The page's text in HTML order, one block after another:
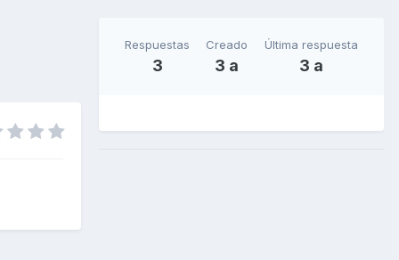
Respuestas
3
Creado
3 a
Última respuesta
3 a